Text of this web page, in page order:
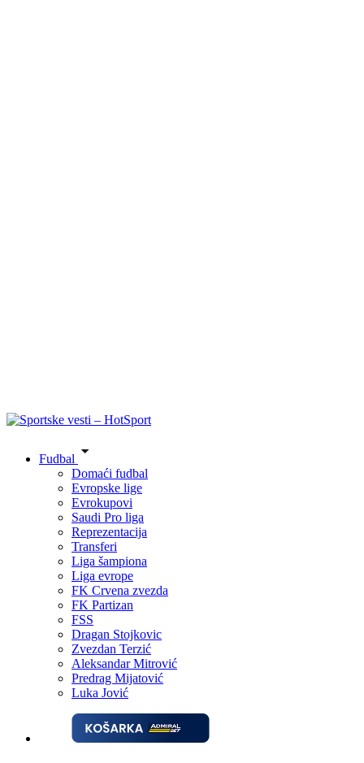
Fudbal
Domaći fudbal
Evropske lige
Evrokupovi
Saudi Pro liga
Reprezentacija
Transferi
Liga šampiona
Liga evrope
FK Crvena zvezda
FK Partizan
FSS
Dragan Stojkovic
Zvezdan Terzić
Aleksandar Mitrović
Predrag Mijatović
Luka Jović